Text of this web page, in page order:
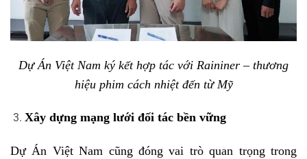
Dự Án Việt Nam ký kết hợp tác với Raininer – thương
hiệu phim cách nhiệt đến từ Mỹ
Xây dựng mạng lưới đối tác bền vững
Dự Án Việt Nam cũng đóng vai trò quan trọng trong